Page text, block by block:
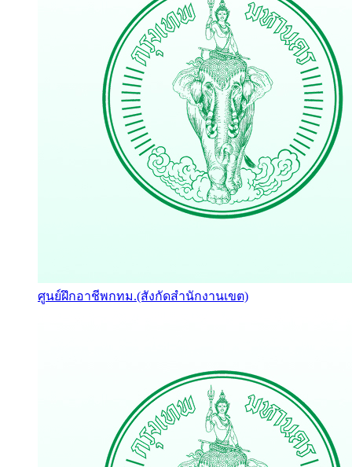
ศูนย์ฝึกอาชีพกทม.(สังกัดสำนักงานเขต)